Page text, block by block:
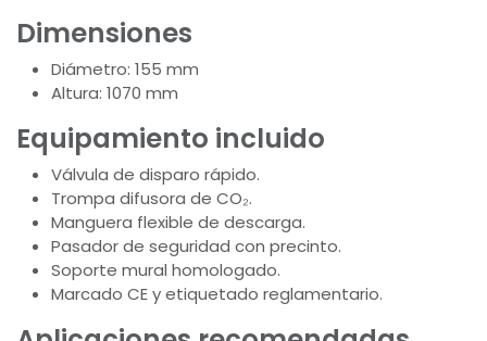
Dimensiones
Diámetro: 155 mm
Altura: 1070 mm
Equipamiento incluido
Válvula de disparo rápido.
Trompa difusora de CO₂.
Manguera flexible de descarga.
Pasador de seguridad con precinto.
Soporte mural homologado.
Marcado CE y etiquetado reglamentario.